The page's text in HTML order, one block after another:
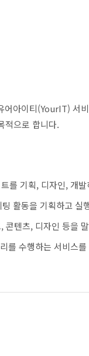
아이티(YourIT) 서
적으로 합니다.
를 기획, 디자인, 개
활동을 기획하고 실
콘텐츠, 디자인 등을
를 수행하는 서비스